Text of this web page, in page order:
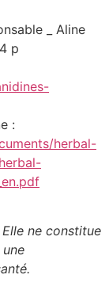
_ Aline
p
:
herbal-
ne constitue